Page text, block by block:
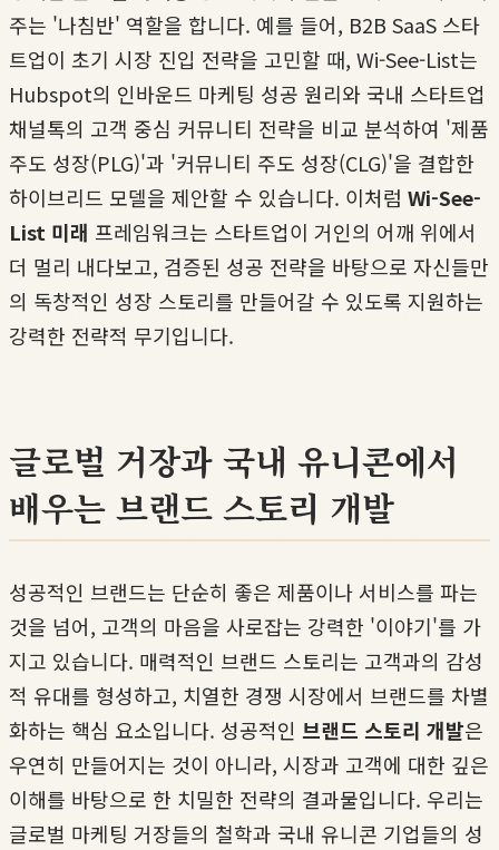
주는 '나침반' 역할을 합니다. 예를 들어, B2B SaaS 스타
트업이 초기 시장 진입 전략을 고민할 때, Wi-See-List는
Hubspot의 인바운드 마케팅 성공 원리와 국내 스타트업
채널톡의 고객 중심 커뮤니티 전략을 비교 분석하여 '제품
주도 성장(PLG)'과 '커뮤니티 주도 성장(CLG)'을 결합한
하이브리드 모델을 제안할 수 있습니다. 이처럼 Wi-See-
List 미래 프레임워크는 스타트업이 거인의 어깨 위에서
더 멀리 내다보고, 검증된 성공 전략을 바탕으로 자신들만
의 독창적인 성장 스토리를 만들어갈 수 있도록 지원하는
강력한 전략적 무기입니다.
글로벌 거장과 국내 유니콘에서
배우는 브랜드 스토리 개발
성공적인 브랜드는 단순히 좋은 제품이나 서비스를 파는
것을 넘어, 고객의 마음을 사로잡는 강력한 '이야기'를 가
지고 있습니다. 매력적인 브랜드 스토리는 고객과의 감성
적 유대를 형성하고, 치열한 경쟁 시장에서 브랜드를 차별
화하는 핵심 요소입니다. 성공적인 브랜드 스토리 개발은
우연히 만들어지는 것이 아니라, 시장과 고객에 대한 깊은
이해를 바탕으로 한 치밀한 전략의 결과물입니다. 우리는
글로벌 마케팅 거장들의 철학과 국내 유니콘 기업들의 성